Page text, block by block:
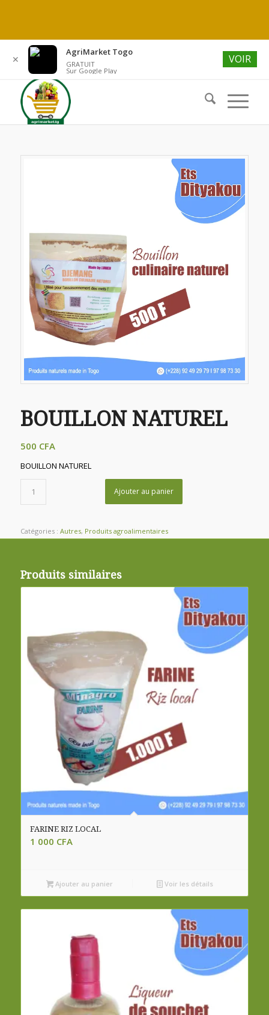
Soumettre un produit
Tél.: +228 90 30 26 27
BOUILLON NATUREL
500 CFA
BOUILLON NATUREL
Ajouter au panier
Catégories : Autres, Produits agroalimentaires
Produits similaires
FARINE RIZ LOCAL
1 000 CFA
Ajouter au panier Voir les détails
✕
AgriMarket Togo
GRATUIT
Sur Google Play
VOIR